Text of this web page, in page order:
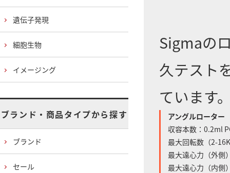
Sigmaの
久テスト
ています
アングルローター
収容本数：0.2ml
最大回転数（2-
最大遠心力（外側
最大遠心力（内側
遺伝子発現
細胞生物
イメージング
ブランド・商品タイプから探す
ブランド
セール